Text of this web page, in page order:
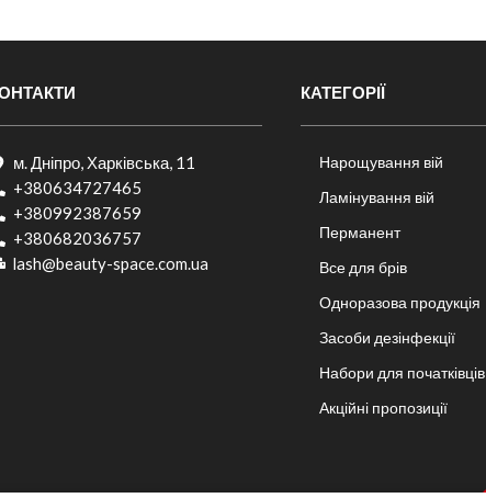
м. Дніпро, Харківська, 11
+380634727465
+380992387659
+380682036757​
lash@beauty-space.com.ua
КАТЕГОРІЇ
Нарощування вій
Ламінування вій
Перманент
Все для брів
Одноразова продукція
Засоби дезінфекції
Набори для початківців
Акційні пропозиції